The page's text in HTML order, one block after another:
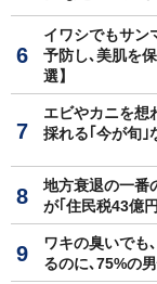
イワシでもサン
予防し､美肌を
選】
エビやカニを
採れる｢今が旬｣
地方衰退の一番
が｢住民税43億
ワキの臭いでも
るのに､75%の